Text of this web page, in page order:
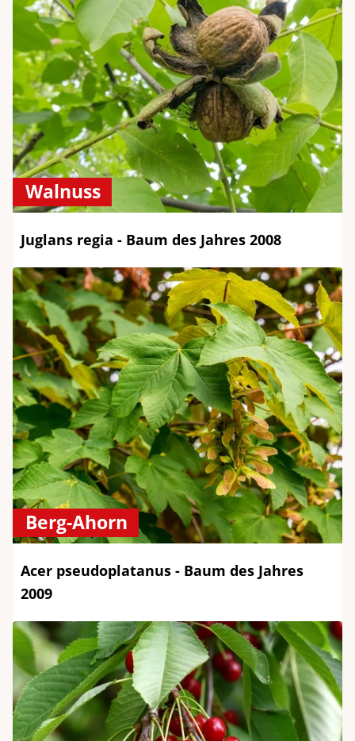
Walnuss
Juglans regia - Baum des Jahres 2008
Berg-Ahorn
Acer pseudoplatanus - Baum des Jahres
2009